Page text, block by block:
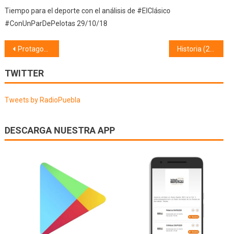
Tiempo para el deporte con el análisis de #ElClásico
#ConUnParDePelotas 29/10/18
Navegación
de
entradas
Protagonistas (17/10/19)
TWITTER
Tweets by RadioPuebla
DESCARGA NUESTRA APP